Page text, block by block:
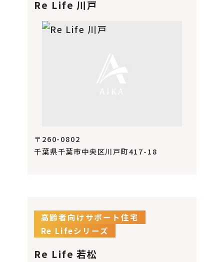
Re Life 川戸
〒260-0802
千葉県千葉市中央区川戸町417-18
高齢者向けサポート住宅
Re Lifeシリーズ
Re Life 若松